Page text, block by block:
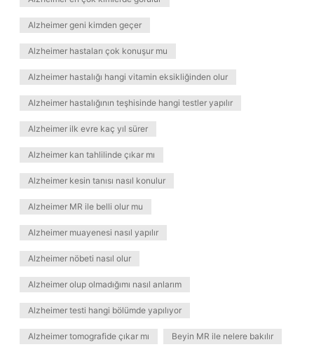
Alzheimer geni kimden geçer
Alzheimer hastaları çok konuşur mu
Alzheimer hastalığı hangi vitamin eksikliğinden olur
Alzheimer hastalığının teşhisinde hangi testler yapılır
Alzheimer ilk evre kaç yıl sürer
Alzheimer kan tahlilinde çıkar mı
Alzheimer kesin tanısı nasıl konulur
Alzheimer MR ile belli olur mu
Alzheimer muayenesi nasıl yapılır
Alzheimer nöbeti nasıl olur
Alzheimer olup olmadığımı nasıl anlarım
Alzheimer testi hangi bölümde yapılıyor
Alzheimer tomografide çıkar mı Beyin MR ile nelere bakılır